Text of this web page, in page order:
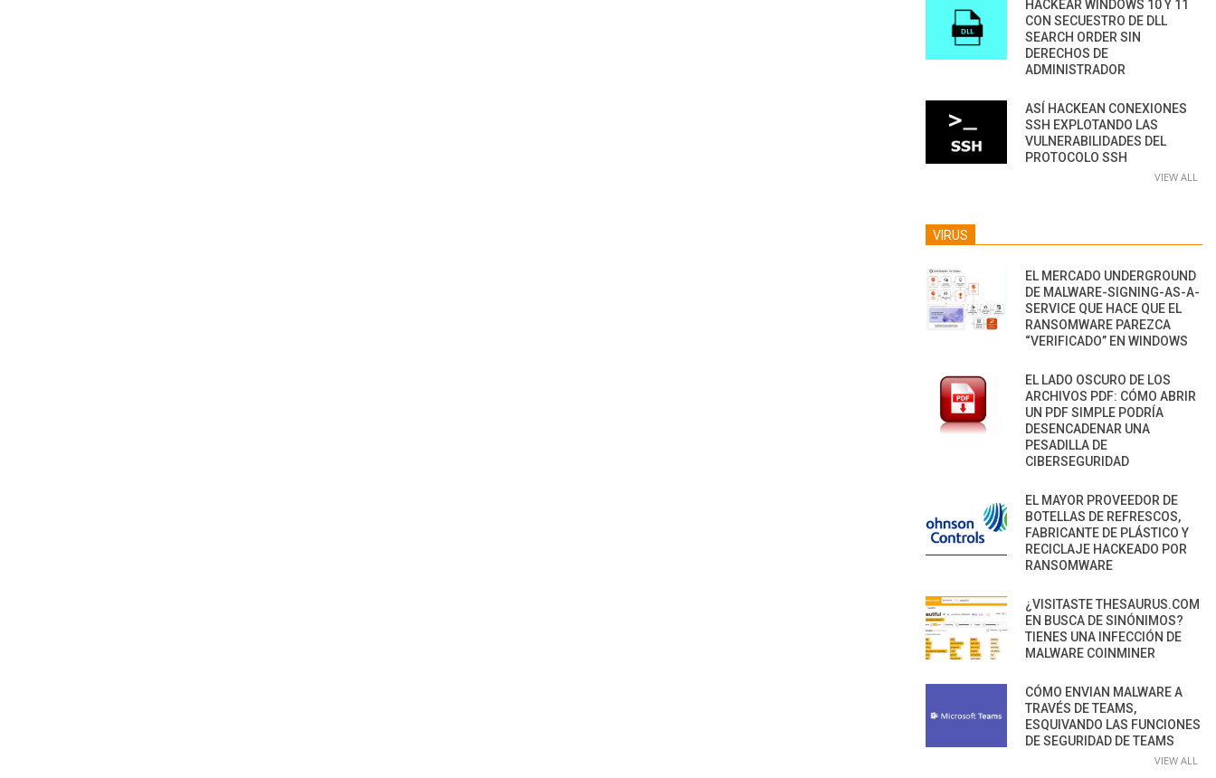
HACKEAR WINDOWS 10 Y 11
CON SECUESTRO DE DLL
SEARCH ORDER SIN
DERECHOS DE
ADMINISTRADOR
ASÍ HACKEAN CONEXIONES
SSH EXPLOTANDO LAS
VULNERABILIDADES DEL
PROTOCOLO SSH
VIEW ALL
VIRUS
EL MERCADO UNDERGROUND
DE MALWARE-SIGNING-AS-A-
SERVICE QUE HACE QUE EL
RANSOMWARE PAREZCA
“VERIFICADO” EN WINDOWS
EL LADO OSCURO DE LOS
ARCHIVOS PDF: CÓMO ABRIR
UN PDF SIMPLE PODRÍA
DESENCADENAR UNA
PESADILLA DE
CIBERSEGURIDAD
EL MAYOR PROVEEDOR DE
BOTELLAS DE REFRESCOS,
FABRICANTE DE PLÁSTICO Y
RECICLAJE HACKEADO POR
RANSOMWARE
¿VISITASTE THESAURUS.COM
EN BUSCA DE SINÓNIMOS?
TIENES UNA INFECCIÓN DE
MALWARE COINMINER
CÓMO ENVIAN MALWARE A
TRAVÉS DE TEAMS,
ESQUIVANDO LAS FUNCIONES
DE SEGURIDAD DE TEAMS
VIEW ALL